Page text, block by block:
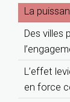
La
Des villes
L’effet
en force